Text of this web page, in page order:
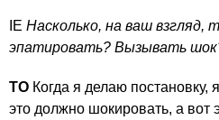
IE Насколько, на ваш взгляд,
эпатировать? Вызывать
ТО Когда я делаю постановку,
это должно шокировать, а вот